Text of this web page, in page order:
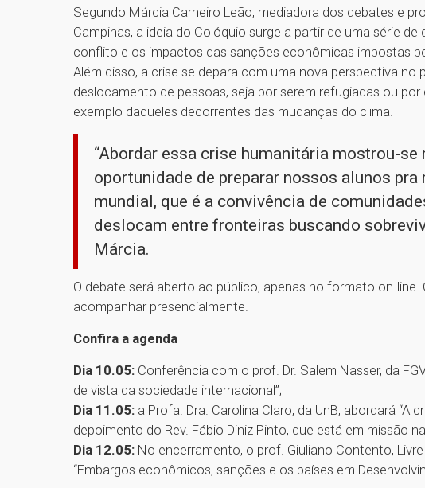
Segundo Márcia Carneiro Leão, mediadora dos debates e
Campinas, a ideia do Colóquio surge a partir de uma série
conflito e os impactos das sanções econômicas impostas
Além disso, a crise se depara com uma nova perspectiva no
deslocamento de pessoas, seja por serem refugiadas ou
exemplo daqueles decorrentes das mudanças do clima.
“Abordar essa crise humanitária mostrou-
oportunidade de preparar nossos alunos
mundial, que é a convivência de
deslocam entre fronteiras buscando
Márcia.
O debate será aberto ao público, apenas no formato on-
acompanhar presencialmente.
Confira a agenda
Dia 10.05: Conferência com o prof. Dr. Salem Nasser, da
de vista da sociedade internacional”;
Dia 11.05: a Profa. Dra. Carolina Claro, da UnB, abordará “A
depoimento do Rev. Fábio Diniz Pinto, que está em missão
Dia 12.05: No encerramento, o prof. Giuliano Contento,
“Embargos econômicos, sanções e os países em